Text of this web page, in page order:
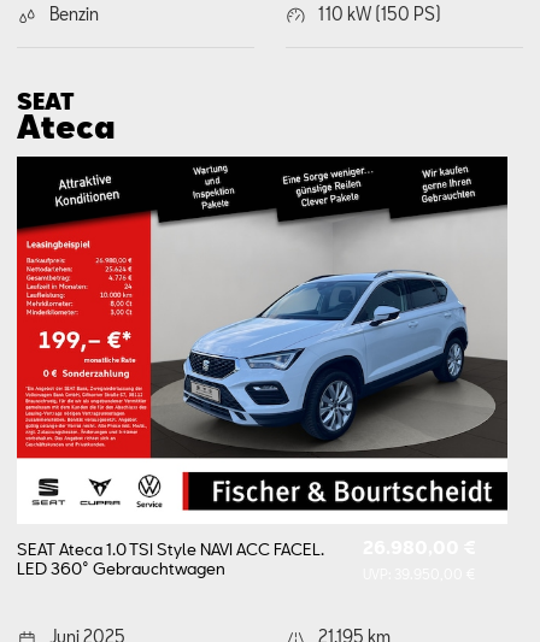
Benzin 110 kW (150 PS)
SEAT
Ateca
SEAT Ateca 1.0 TSI Style NAVI ACC FACEL.
LED 360° Gebrauchtwagen
Juni 2025 21.195 km